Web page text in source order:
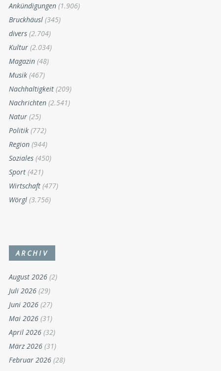
Ankündigungen (1.906)
Bruckhäusl (345)
divers (2.704)
Kultur (2.034)
Magazin (48)
Musik (467)
Nachhaltigkeit (209)
Nachrichten (2.541)
Natur (25)
Politik (772)
Region (944)
Soziales (450)
Sport (421)
Wirtschaft (477)
Wörgl (3.756)
ARCHIV
August 2026 (2)
Juli 2026 (29)
Juni 2026 (27)
Mai 2026 (31)
April 2026 (32)
März 2026 (31)
Februar 2026 (28)